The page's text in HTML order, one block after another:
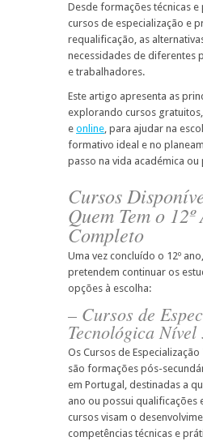
Desde formações técnicas
cursos de especialização e
requalificação, as
necessidades de diferentes
e trabalhadores.
Este artigo apresenta as
explorando cursos
e online, para ajudar na
formativo ideal e no
passo na vida académica
Cursos
Quem Tem o
Completo
Uma vez concluído o 12º
pretendem continuar os
opções à escolha:
– Cursos de
Tecnológica Nível
Os Cursos de Especialização
são formações pós-
em Portugal, destinadas a
ano ou possui qualificações
cursos visam o
competências técnicas e